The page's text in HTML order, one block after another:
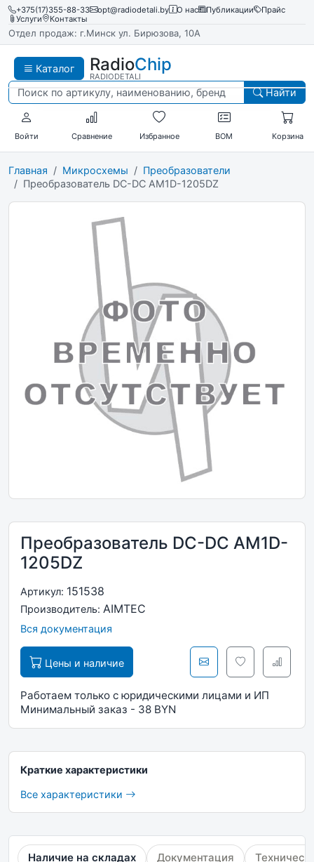
+375(17)355-88-33 opt@radiodetali.by О нас Публикации
Прайс
Услуги
Контакты
Отдел продаж: г.Минск ул. Бирюзова, 10А
Каталог RadioChip
RADIODETALI
Найти
Войти Сравнение Избранное BOM Корзина
Главная Микросхемы
Преобразователи
Преобразователь DC-DC AM1D-1205DZ
Преобразователь DC-DC AM1D-
1205DZ
Артикул: 151538
Производитель: AIMTEC
Вся документация
Цены и наличие
Работаем только с юридическими лицами и ИП
Минимальный заказ - 38 BYN
Краткие характеристики
Все характеристики
Наличие на складах Документация